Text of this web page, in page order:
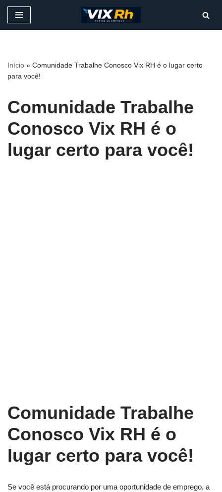
conteúdo
Início » Comunidade Trabalhe Conosco Vix RH é o lugar certo
para você!
Comunidade Trabalhe
Conosco Vix RH é o
lugar certo para você!
Comunidade Trabalhe
Conosco Vix RH é o
lugar certo para você!
Se você está procurando por uma oportunidade de emprego, a